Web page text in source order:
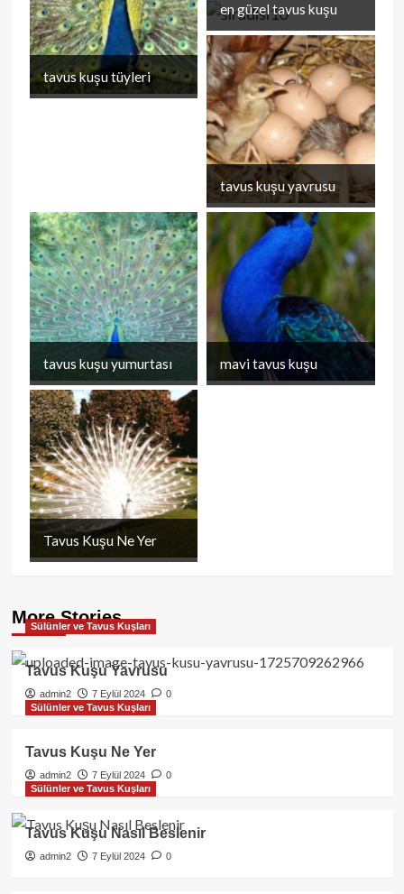
tavus kuşu tüyleri
en güzel tavus kuşu
tavus kuşu yavrusu
tavus kuşu yumurtası mavi tavus kuşu
Tavus Kuşu Ne Yer
More Stories
Sülünler ve Tavus Kuşları
Tavus Kuşu Yavrusu
admin2 7 Eylül 2024
0
Sülünler ve Tavus Kuşları
Tavus Kuşu Ne Yer
admin2 7 Eylül 2024
0
Sülünler ve Tavus Kuşları
Tavus Kuşu Nasıl Beslenir
admin2 7 Eylül 2024 0